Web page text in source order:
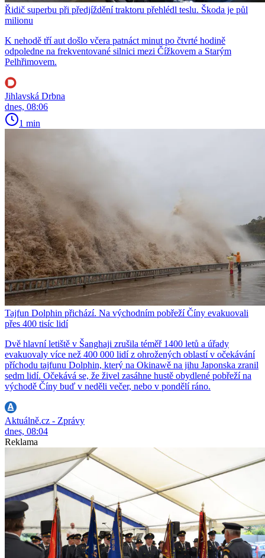
Řidič superbu při předjíždění traktoru přehlédl teslu. Škoda je půl
milionu
K nehodě tří aut došlo včera patnáct minut po čtvrté hodině
odpoledne na frekventované silnici mezi Čížkovem a Starým
Pelhřimovem.
Jihlavská Drbna
dnes, 08:06
1 min
Tajfun Dolphin přichází. Na východním pobřeží Číny evakuovali
přes 400 tisíc lidí
Dvě hlavní letiště v Šanghaji zrušila téměř 1400 letů a úřady
evakuovaly více než 400 000 lidí z ohrožených oblastí v očekávání
příchodu tajfunu Dolphin, který na Okinawě na jihu Japonska zranil
sedm lidí. Očekává se, že živel zasáhne hustě obydlené pobřeží na
východě Číny buď v neděli večer, nebo v pondělí ráno.
Aktuálně.cz - Zprávy
dnes, 08:04
Reklama